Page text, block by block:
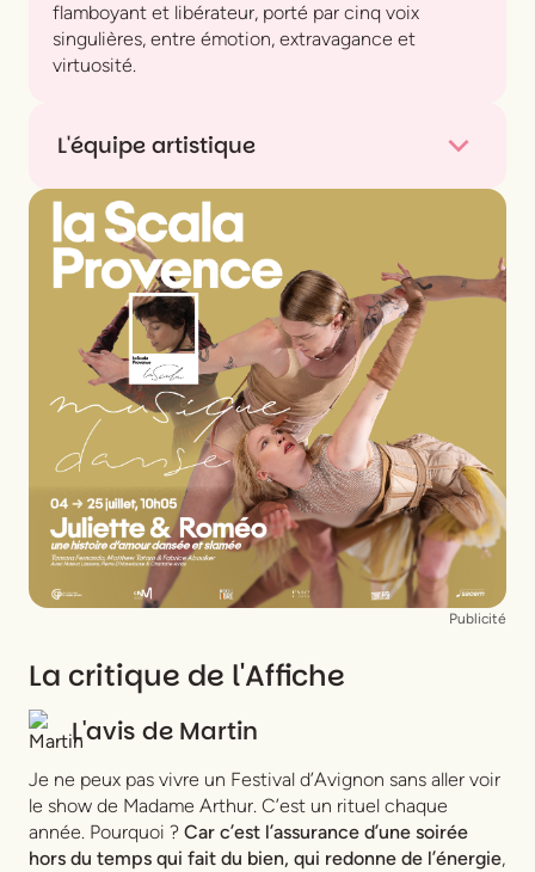
flamboyant et libérateur, porté par cinq voix
singulières, entre émotion, extravagance et
virtuosité.
L'équipe artistique
InterprétationPablova - Odile De Mainville - La
Baronne Du Bronx - Cosme Mc Moon - Martin
Poppins
Direction artistique Mathieu Jedrazak - Arnaud
Boursain - Alexis Ochin
Publicité
La critique de l'Affiche
L'avis de Martin
Je ne peux pas vivre un Festival d’Avignon sans aller voir
le show de Madame Arthur. C’est un rituel chaque
année. Pourquoi ? Car c’est l’assurance d’une soirée
hors du temps qui fait du bien, qui redonne de l’énergie,